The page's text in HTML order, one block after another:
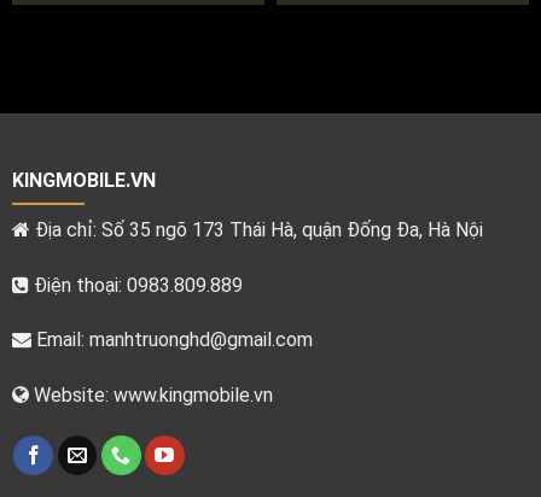
KINGMOBILE.VN
Địa chỉ: Số 35 ngõ 173 Thái Hà, quận Đống Đa, Hà Nội
Điện thoại: 0983.809.889
Email: manhtruonghd@gmail.com
Website: www.kingmobile.vn